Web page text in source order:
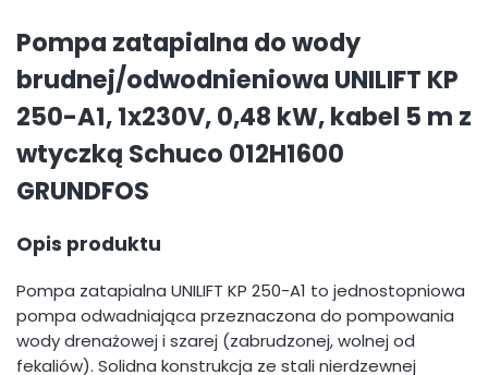
Pompa zatapialna do wody
brudnej/odwodnieniowa UNILIFT KP
250-A1, 1x230V, 0,48 kW, kabel 5 m z
wtyczką Schuco 012H1600
GRUNDFOS
Opis produktu
Pompa zatapialna UNILIFT KP 250-A1 to jednostopniowa
pompa odwadniająca przeznaczona do pompowania
wody drenażowej i szarej (zabrudzonej, wolnej od
fekaliów). Solidna konstrukcja ze stali nierdzewnej